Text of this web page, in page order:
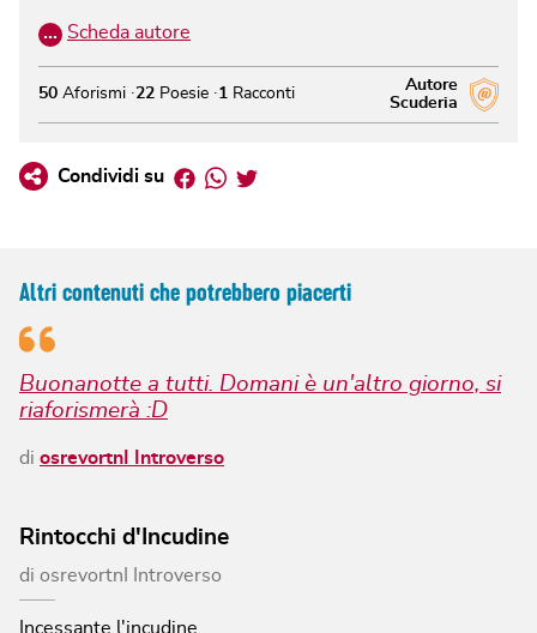
… Scheda autore
Autore
Scuderia
50 Aforismi 22 Poesie 1 Racconti
Condividi su Facebook
Whatsapp
Twitter
Altri contenuti che potrebbero piacerti
Buonanotte a tutti. Domani è un'altro giorno, si
riaforismerà :D
di osrevortnI Introverso
Rintocchi d'Incudine
di osrevortnI Introverso
Incessante l'incudine